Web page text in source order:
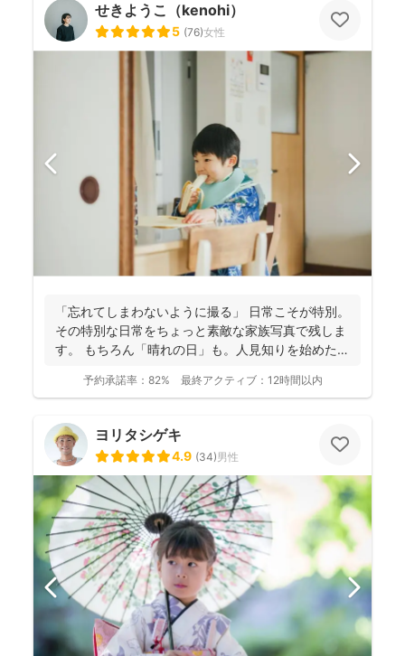
せきようこ（kenohi）
5 (76)女性
「忘れてしまわないように撮る」 日常こそが特別。
その特別な日常をちょっと素敵な家族写真で残しま
す。 もちろん「晴れの日」も。人見知りを始めた
予約承諾率： 82% 最終アクティブ： 12時間以内
ヨリタシゲキ
4.9 (34)男性